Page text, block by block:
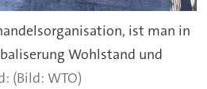
ist man in
Wohlstand und
(Bild: WTO)